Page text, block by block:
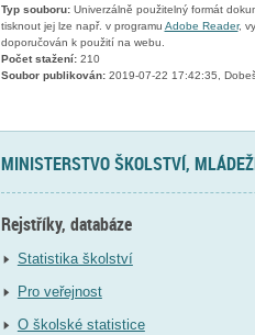
Typ souboru:Univerzálně použitelný formát
tisknout jej lze např. v programu Adobe Reader,
doporučován k použití na webu.
Počet stažení:210
Soubor publikován:2019-07-22 17:42:35,
MINISTERSTVO ŠKOLSTVÍ,
Rejstříky, databáze
Statistika školství
Pro veřejnost
O školské statistice